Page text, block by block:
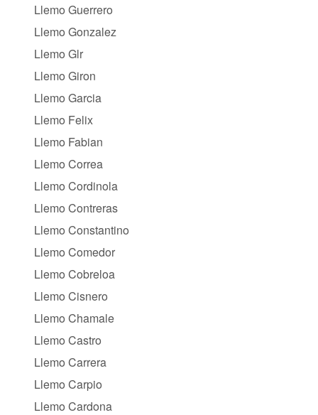
Llemo Guerrero
Llemo Gonzalez
Llemo Glr
Llemo Giron
Llemo Garcia
Llemo Felix
Llemo Fabian
Llemo Correa
Llemo Cordinola
Llemo Contreras
Llemo Constantino
Llemo Comedor
Llemo Cobreloa
Llemo Cisnero
Llemo Chamale
Llemo Castro
Llemo Carrera
Llemo Carpio
Llemo Cardona